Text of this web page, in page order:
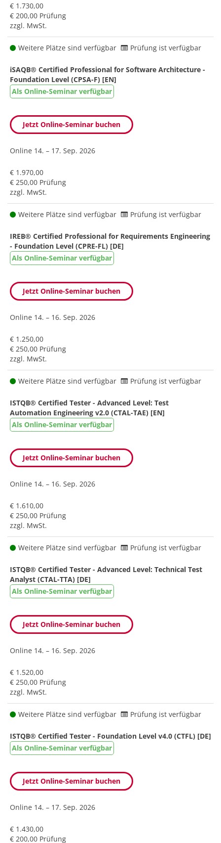
€ 1.730,00
€ 200,00 Prüfung
zzgl. MwSt.
Weitere Plätze sind verfügbar Prüfung ist verfügbar
iSAQB® Certified Professional for Software Architecture -
Foundation Level (CPSA-F) [EN]
Als Online-Seminar verfügbar
Jetzt Online-Seminar buchen
Online 14. – 17. Sep. 2026
€ 1.970,00
€ 250,00 Prüfung
zzgl. MwSt.
Weitere Plätze sind verfügbar Prüfung ist verfügbar
IREB® Certified Professional for Requirements Engineering
- Foundation Level (CPRE-FL) [DE]
Als Online-Seminar verfügbar
Jetzt Online-Seminar buchen
Online 14. – 16. Sep. 2026
€ 1.250,00
€ 250,00 Prüfung
zzgl. MwSt.
Weitere Plätze sind verfügbar Prüfung ist verfügbar
ISTQB® Certified Tester - Advanced Level: Test
Automation Engineering v2.0 (CTAL-TAE) [EN]
Als Online-Seminar verfügbar
Jetzt Online-Seminar buchen
Online 14. – 16. Sep. 2026
€ 1.610,00
€ 250,00 Prüfung
zzgl. MwSt.
Weitere Plätze sind verfügbar Prüfung ist verfügbar
ISTQB® Certified Tester - Advanced Level: Technical Test
Analyst (CTAL-TTA) [DE]
Als Online-Seminar verfügbar
Jetzt Online-Seminar buchen
Online 14. – 16. Sep. 2026
€ 1.520,00
€ 250,00 Prüfung
zzgl. MwSt.
Weitere Plätze sind verfügbar Prüfung ist verfügbar
ISTQB® Certified Tester - Foundation Level v4.0 (CTFL) [DE]
Als Online-Seminar verfügbar
Jetzt Online-Seminar buchen
Online 14. – 17. Sep. 2026
€ 1.430,00
€ 200,00 Prüfung